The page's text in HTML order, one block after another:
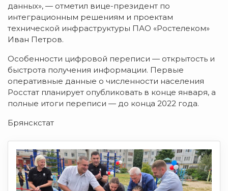
данных», — отметил вице-президент по
интеграционным решениям и проектам
технической инфраструктуры ПАО «Ростелеком»
Иван Петров.
Особенности цифровой переписи — открытость и
быстрота получения информации. Первые
оперативные данные о численности населения
Росстат планирует опубликовать в конце января, а
полные итоги переписи — до конца 2022 года.
Брянскстат